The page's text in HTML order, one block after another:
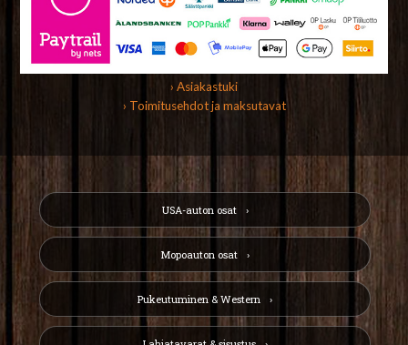
› Asiakastuki
› Toimitusehdot ja maksutavat
USA-auton osat
Mopoauton osat
Pukeutuminen & Western